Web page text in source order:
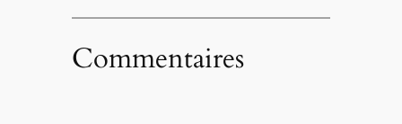
Commentaires